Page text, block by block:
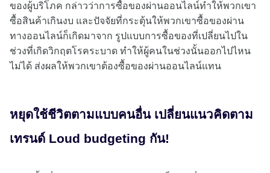
ของผู้บริโภค กล่าวว่าการซื้อของผ่านออนไลน์ทำให้พวกเขา
ซื้อสินค้าเกินงบ และปัจจัยที่กระตุ้นให้พวกเขาซื้อของผ่าน
ทางออนไลน์ก็เกิดมาจาก รูปแบบการซื้อของที่เปลี่ยนไปใน
ช่วงที่เกิดวิกฤตโรคระบาด ทำให้ผู้คนในช่วงนั้นออกไปไหน
ไม่ได้ ส่งผลให้พวกเขาต้องซื้อของผ่านออนไลน์แทน
หยุดใช้ชีวิตตามแบบคนอื่น เปลี่ยนแนวคิดตาม
เทรนด์ Loud budgeting กัน!